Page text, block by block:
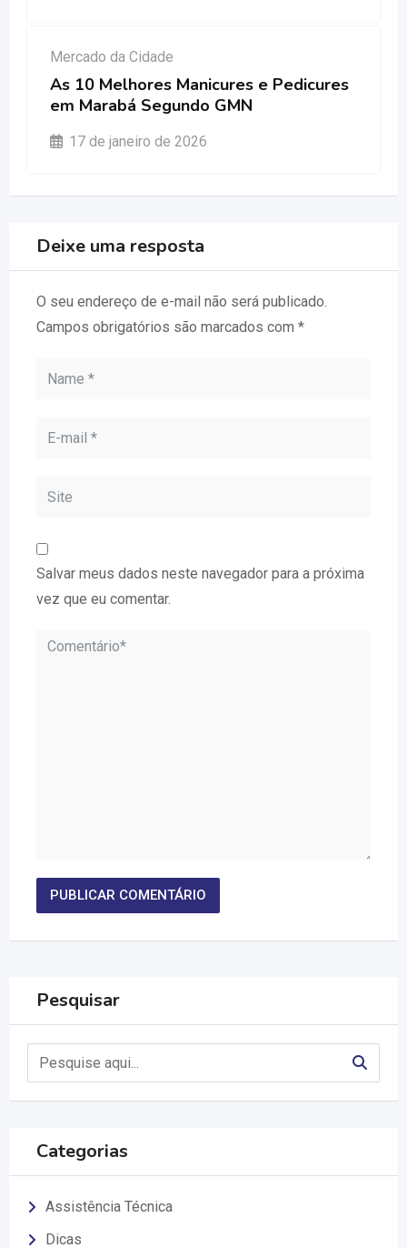
Mercado da Cidade
As 10 Melhores Manicures e Pedicures
em Marabá Segundo GMN
17 de janeiro de 2026
Deixe uma resposta
O seu endereço de e-mail não será publicado.
Campos obrigatórios são marcados com *
Salvar meus dados neste navegador para a próxima
vez que eu comentar.
Pesquisar
Categorias
Assistência Técnica
Dicas